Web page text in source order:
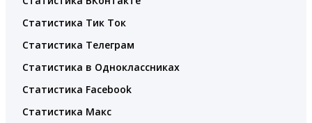
Статистика Тик Ток
Статистика Телеграм
Статистика в Одноклассниках
Статистика Facebook
Статистика Макс